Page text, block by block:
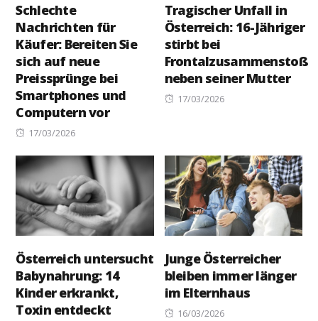
Schlechte
Nachrichten für
Käufer: Bereiten Sie
sich auf neue
Preissprünge bei
Smartphones und
Computern vor
Posted
17/03/2026
Tragischer Unfall in
Österreich: 16-Jähriger
stirbt bei
Frontalzusammenstoß
neben seiner Mutter
Posted
17/03/2026
Österreich untersucht
Babynahrung: 14
Kinder erkrankt,
Toxin entdeckt
Junge Österreicher
bleiben immer länger
im Elternhaus
Posted
16/03/2026